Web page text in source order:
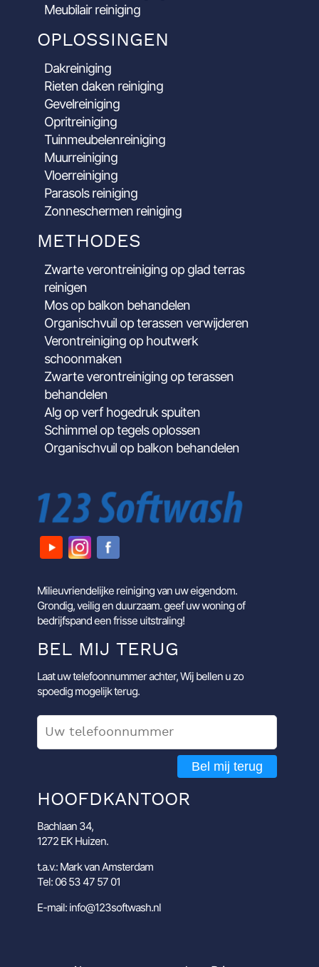
Meubilair reiniging
OPLOSSINGEN
Dakreiniging
Rieten daken reiniging
Gevelreiniging
Opritreiniging
Tuinmeubelenreiniging
Muurreiniging
Vloerreiniging
Parasols reiniging
Zonneschermen reiniging
METHODES
Zwarte verontreiniging op glad terras
reinigen
Mos op balkon behandelen
Organischvuil op terassen verwijderen
Verontreiniging op houtwerk
schoonmaken
Zwarte verontreiniging op terassen
behandelen
Alg op verf hogedruk spuiten
Schimmel op tegels oplossen
Organischvuil op balkon behandelen
Milieuvriendelijke reiniging van uw eigendom.
Grondig, veilig en duurzaam. geef uw woning of
bedrijfspand een frisse uitstraling!
BEL MIJ TERUG
Laat uw telefoonnummer achter, Wij bellen u zo
spoedig mogelijk terug.
Bel mij terug
HOOFDKANTOOR
Bachlaan 34,
1272 EK Huizen.
t.a.v.: Mark van Amsterdam
Tel: 06 53 47 57 01
E-mail: info@123softwash.nl